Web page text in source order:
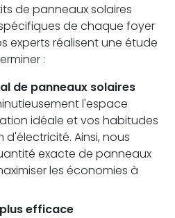
de panneaux solaires
de chaque foyer
experts réalisent une étude
:
de panneaux solaires
l'espace
idéale et vos habitudes
Ainsi, nous
exacte de panneaux
les économies à
efficace